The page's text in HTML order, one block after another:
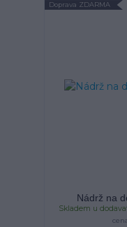
Doprava ZDARMA
Nádrž na
Skladem u